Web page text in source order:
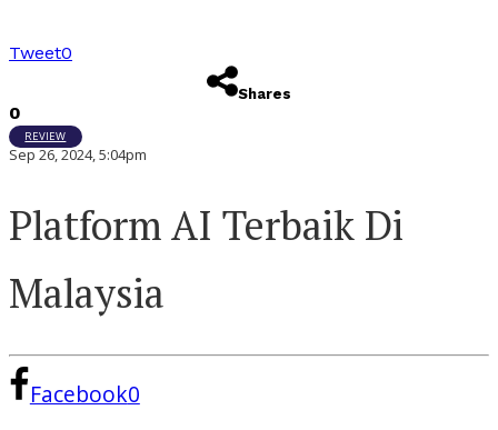
Tweet0
Shares
0
REVIEW
Sep 26, 2024, 5:04pm
Platform AI Terbaik Di
Malaysia
Facebook0